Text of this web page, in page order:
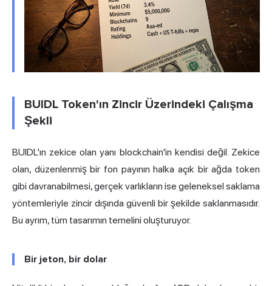
BUIDL Token'ın Zincir Üzerindeki Çalışma
Şekli
BUIDL'ın zekice olan yanı blockchain'in kendisi değil. Zekice
olan, düzenlenmiş bir fon payının halka açık bir ağda token
gibi davranabilmesi, gerçek varlıkların ise geleneksel saklama
yöntemleriyle zincir dışında güvenli bir şekilde saklanmasıdır.
Bu ayrım, tüm tasarımın temelini oluşturuyor.
Bir jeton, bir dolar